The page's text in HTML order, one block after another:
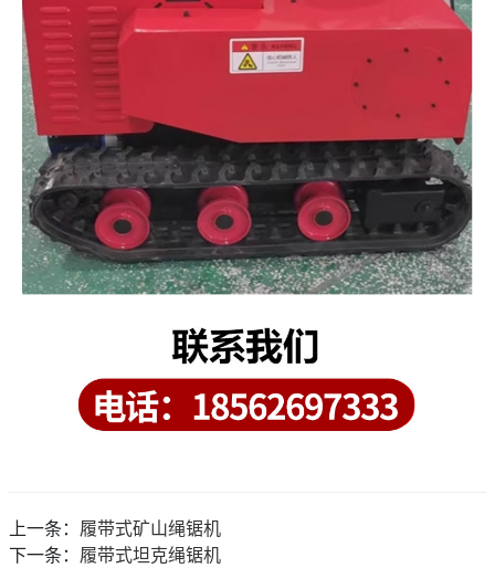
上一条： 履带式矿山绳锯机
下一条： 履带式坦克绳锯机